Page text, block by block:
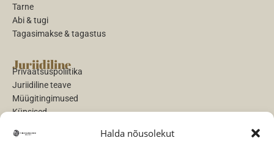
Halda nõusolekut
Tarne
Abi & tugi
Tagasimakse & tagastus
Juriidiline
Privaatsuspoliitika
Juriidiline teave
Müügitingimused
Küpsised
Maksed